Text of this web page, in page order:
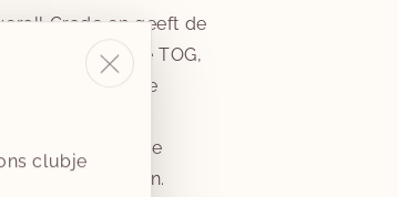
Grade en geeft de
Hoe hoger de TOG,
versa. Door de
label te
helpen de juiste
te kiezen.
clubje